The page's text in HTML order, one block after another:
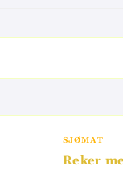
SJØMAT
Reker